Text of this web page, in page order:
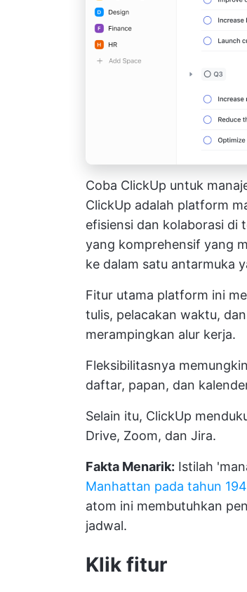
Coba ClickUp untuk
ClickUp adalah platform
efisiensi dan kolaborasi di
yang komprehensif yang
ke dalam satu antarmuka
Fitur utama platform ini
tulis, pelacakan waktu,
merampingkan alur kerja.
Fleksibilitasnya
daftar, papan, dan
Selain itu, ClickUp
Drive, Zoom, dan Jira.
Fakta Menarik: Istilah
Manhattan pada tahun
atom ini membutuhkan
jadwal.
Klik fitur